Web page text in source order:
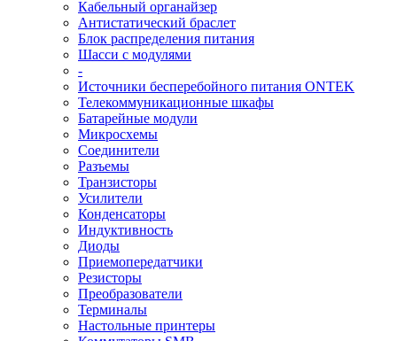
Кабельный органайзер
Антистатический браслет
Блок распределения питания
Шасси с модулями
-
Источники бесперебойного питания ONTEK
Телекоммуникационные шкафы
Батарейные модули
Микросхемы
Соединители
Разъемы
Транзисторы
Усилители
Конденсаторы
Индуктивность
Диоды
Приемопередатчики
Резисторы
Преобразователи
Терминалы
Настольные принтеры